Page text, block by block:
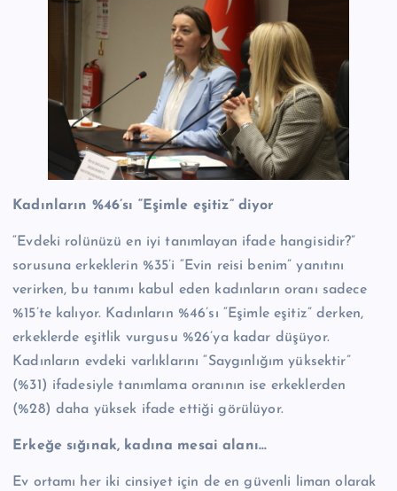
Kadınların %46’sı “Eşimle eşitiz” diyor
“Evdeki rolünüzü en iyi tanımlayan ifade hangisidir?”
sorusuna erkeklerin %35’i “Evin reisi benim” yanıtını
verirken, bu tanımı kabul eden kadınların oranı sadece
%15’te kalıyor. Kadınların %46’sı “Eşimle eşitiz” derken,
erkeklerde eşitlik vurgusu %26’ya kadar düşüyor.
Kadınların evdeki varlıklarını “Saygınlığım yüksektir”
(%31) ifadesiyle tanımlama oranının ise erkeklerden
(%28) daha yüksek ifade ettiği görülüyor.
Erkeğe sığınak, kadına mesai alanı…
Ev ortamı her iki cinsiyet için de en güvenli liman olarak